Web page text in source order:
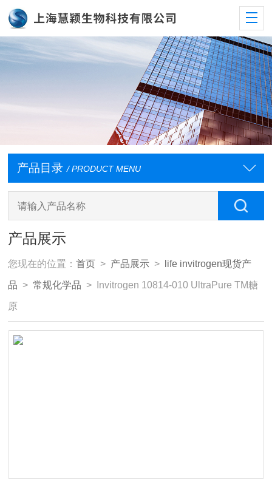
产品目录 / PRODUCT MENU
产品展示
您现在的位置：首页 > 产品展示 > life invitrogen现货产
品 >常规化学品 > Invitrogen 10814-010 UltraPure TM糖
原